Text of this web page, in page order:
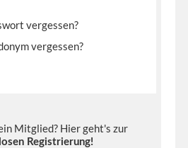
vergessen?
vergessen?
Mitglied? Hier geht's zur
Registrierung!